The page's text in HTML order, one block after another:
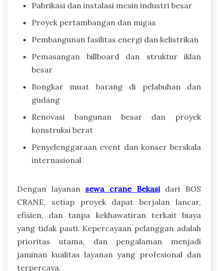
Pabrikasi dan instalasi mesin industri besar
Proyek pertambangan dan migas
Pembangunan fasilitas energi dan kelistrikan
Pemasangan billboard dan struktur iklan
besar
Bongkar muat barang di pelabuhan dan
gudang
Renovasi bangunan besar dan proyek
konstruksi berat
Penyelenggaraan event dan konser berskala
internasional
Dengan layanan sewa crane Bekasidari BOS
CRANE, setiap proyek dapat berjalan lancar,
efisien, dan tanpa kekhawatiran terkait biaya
yang tidak pasti. Kepercayaan pelanggan adalah
prioritas utama, dan pengalaman menjadi
jaminan kualitas layanan yang profesional dan
terpercaya.